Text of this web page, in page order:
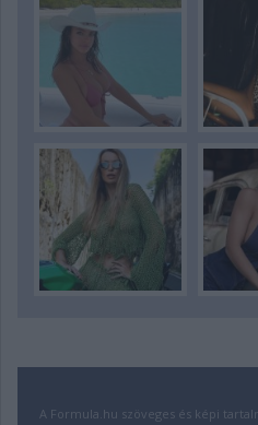
A Formula.hu szöveges és képi